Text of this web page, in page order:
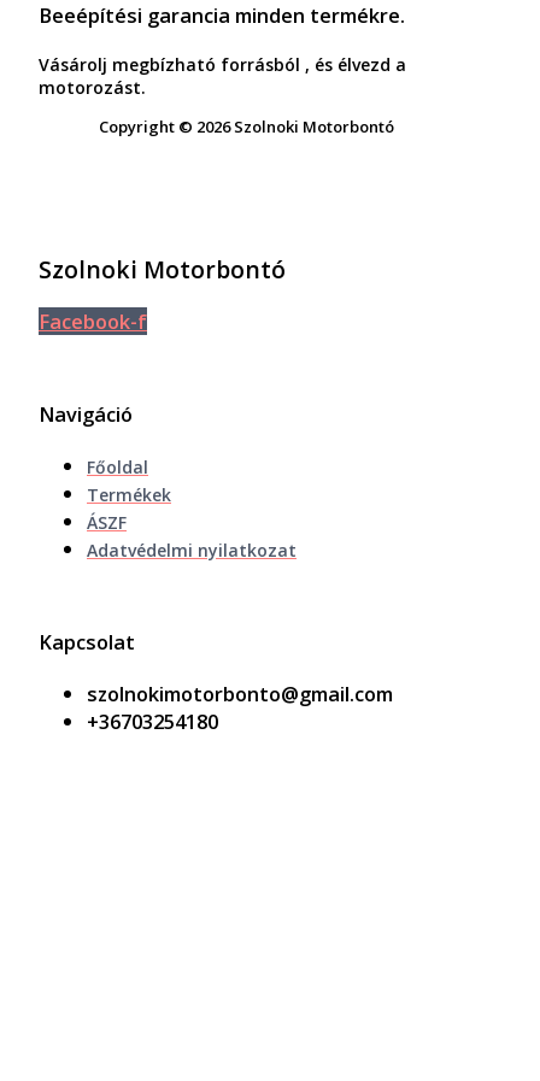
Beeépítési garancia minden termékre.
Vásárolj megbízható forrásból , és élvezd a
motorozást.
Copyright © 2026 Szolnoki Motorbontó
Szolnoki Motorbontó
Facebook-f
Navigáció
Főoldal
Termékek
ÁSZF
Adatvédelmi nyilatkozat
Kapcsolat
szolnokimotorbonto@gmail.com
+36703254180